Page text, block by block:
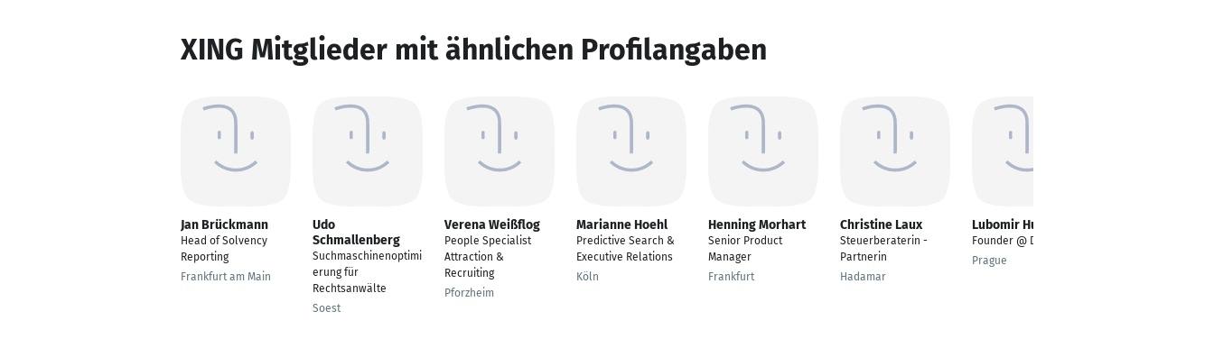
XING Mitglieder mit ähnlichen Profilangaben
Jan Brückmann
Head of Solvency
Reporting
Frankfurt am Main
Udo
Schmallenberg
Suchmaschinenoptimi
erung für
Rechtsanwälte
Soest
Verena Weißflog
People Specialist
Attraction &
Recruiting
Pforzheim
Marianne Hoehl
Predictive Search &
Executive Relations
Köln
Henning Morhart
Senior Product
Manager
Frankfurt
Christine Laux
Steuerberaterin -
Partnerin
Hadamar
Lubomir Husar
Founder @ Data21.io
Prague